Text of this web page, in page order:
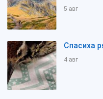
5 авг
Спасиха
4 авг